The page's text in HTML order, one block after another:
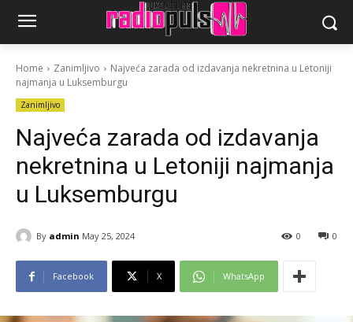
Home Zanimljivo
Najveća zarada od izdavanja nekretnina u Letoniji
najmanja u Luksemburgu
Zanimljivo
Najveća zarada od izdavanja
nekretnina u Letoniji najmanja
u Luksemburgu
By admin May 25, 2024 0
0
Facebook X WhatsApp